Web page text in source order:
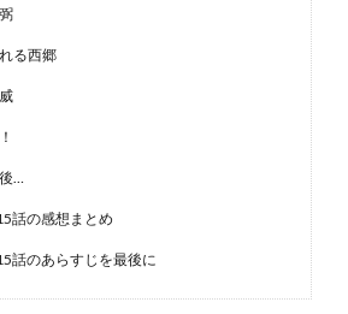
る西郷
…
話の感想まとめ
話のあらすじを最後に